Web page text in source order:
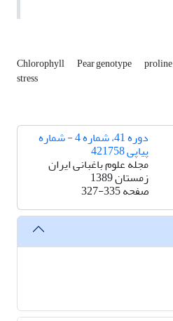
Chlorophyll Pear genotype proline
stress
دوره 41، شماره 4 - شماره
پیاپی 421758
مجله علوم باغبانی ایران
زمستان 1389
صفحه327-335